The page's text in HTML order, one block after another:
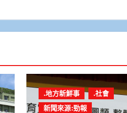
.地方新鮮事
.社會
新聞來源:勁報